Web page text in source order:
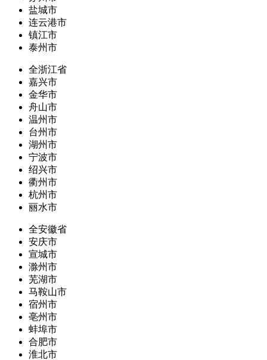
盐城市
连云港市
镇江市
泰州市
全浙江省
嘉兴市
金华市
舟山市
温州市
台州市
湖州市
宁波市
绍兴市
衢州市
杭州市
丽水市
全安徽省
安庆市
宣城市
滁州市
芜湖市
马鞍山市
宿州市
亳州市
蚌埠市
合肥市
淮北市